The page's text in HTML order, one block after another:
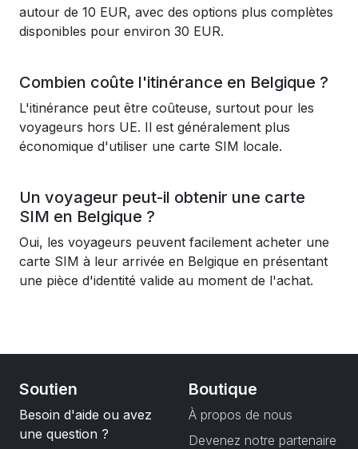
autour de 10 EUR, avec des options plus complètes
disponibles pour environ 30 EUR.
Combien coûte l'itinérance en Belgique ?
L'itinérance peut être coûteuse, surtout pour les
voyageurs hors UE. Il est généralement plus
économique d'utiliser une carte SIM locale.
Un voyageur peut-il obtenir une carte
SIM en Belgique ?
Oui, les voyageurs peuvent facilement acheter une
carte SIM à leur arrivée en Belgique en présentant
une pièce d'identité valide au moment de l'achat.
Soutien
Besoin d'aide ou avez
une question ?
Boutique
À propos de nous
Devenez notre partenaire